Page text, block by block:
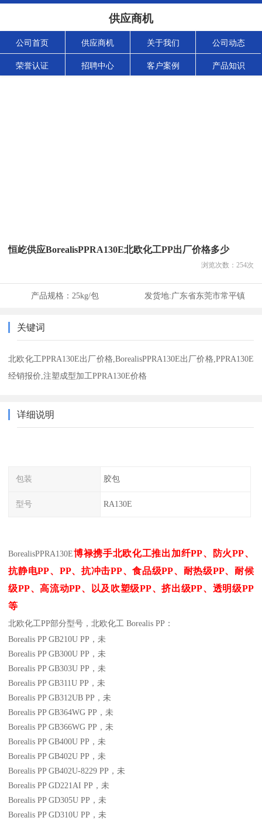
供应商机
公司首页 供应商机 关于我们 公司动态
荣誉认证 招聘中心 客户案例 产品知识
恒屹供应BorealisPPRA130E北欧化工PP出厂价格多少
浏览次数： 254次
产品规格： 25kg/包 发货地:广东省东莞市常平镇
关键词
北欧化工PPRA130E出厂价格,BorealisPPRA130E出厂价格,PPRA130E
经销报价,注塑成型加工PPRA130E价格
详细说明
包装 胶包
型号 RA130E
BorealisPPRA130E博禄携手北欧化工推出加纤PP、防火PP、
抗静电PP、 PP、抗冲击PP、食品级PP、耐热级PP、耐候
级PP、高流动PP、以及吹塑级PP、挤出级PP、透明级PP
等
北欧化工PP部分型号，北欧化工 Borealis PP：
Borealis PP GB210U PP ，未
Borealis PP GB300U PP ，未
Borealis PP GB303U PP ，未
Borealis PP GB311U PP ，未
Borealis PP GB312UB PP ，未
Borealis PP GB364WG PP ，未
Borealis PP GB366WG PP ，未
Borealis PP GB400U PP ，未
Borealis PP GB402U PP ，未
Borealis PP GB402U-8229 PP ，未
Borealis PP GD221AI PP ，未
Borealis PP GD305U PP ，未
Borealis PP GD310U PP ，未